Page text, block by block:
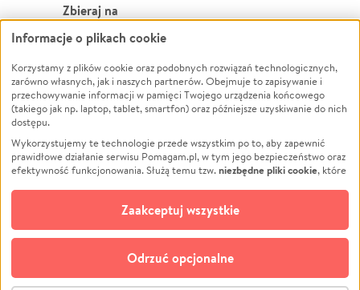
Zbieraj na
Leczenie
Zwierzęta
Pożar
Ukraina
Pomoc Finansowa
Projekty
Pogrzeb
Społeczność lokalna
Kultura
Powódź
Wichura
NGO
Edukacja
Podróż
Impreza
Ochrona środowiska
Biznes
Informacje o plikach cookie
Korzystamy z plików cookie oraz podobnych rozwiązań technologicznych,
zarówno własnych, jak i naszych partnerów. Obejmuje to zapisywanie i
przechowywanie informacji w pamięci Twojego urządzenia końcowego
(takiego jak np. laptop, tablet, smartfon) oraz późniejsze uzyskiwanie do nich
dostępu.
Wykorzystujemy te technologie przede wszystkim po to, aby zapewnić
prawidłowe działanie serwisu Pomagam.pl, w tym jego bezpieczeństwo oraz
efektywność funkcjonowania. Służą temu tzw.niezbędne pliki cookie, które
opcjonalnych plików cookie
technologii do celów analitycznych i retargetingowych. Możesz wyrazić
zgodę na ich stosowanie lub jej odmówić. W dowolnym momencie masz
możliwość zmiany swoich preferencji na stronie „Zarządzaj zgodami cookie”,
do której link znajdziesz w stopce serwisu Pomagam.pl. Opcjonalne pliki
cookie wykorzystywane są w następujących celach:
Odrzuć opcjonalne
Zaakceptuj wszystkie